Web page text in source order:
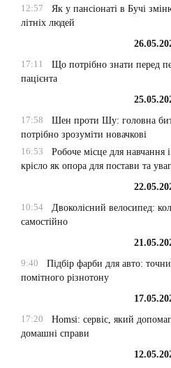
12:57
Як у пансіонаті в Бучі
літніх людей
17:11
Що потрібно знати перед
пацієнта
17:58
Шен проти Шу: головна
потрібно зрозуміти новачкові
16:53
Робоче місце для навчання
крісло як опора для постави та
10:54
Двоколісний велосипед:
самостійно
9:40
Підбір фарби для авто:
помітного різнотону
17:20
Homsi: сервіс, який
домашні справи